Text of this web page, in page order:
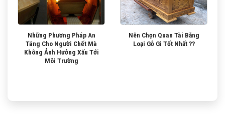
Những Phương Pháp An
Táng Cho Người Chết Mà
Không Ảnh Hưởng Xấu Tới
Môi Trường
Nên Chọn Quan Tài Bằng
Loại Gỗ Gì Tốt Nhất ??